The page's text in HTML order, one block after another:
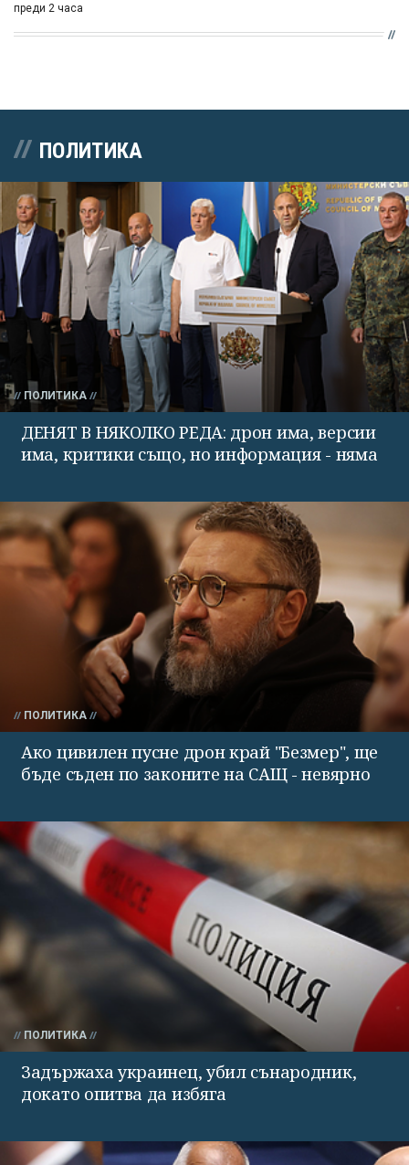
преди 2 часа
ПОЛИТИКА
ПОЛИТИКА
ДЕНЯТ В НЯКОЛКО РЕДА: дрон има, версии
има, критики също, но информация - няма
ПОЛИТИКА
Ако цивилен пусне дрон край "Безмер", ще
бъде съден по законите на САЩ - невярно
ПОЛИТИКА
Задържаха украинец, убил сънародник,
докато опитва да избяга